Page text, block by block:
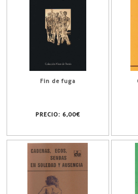
Fin de fuga
PRECIO: 6,00€